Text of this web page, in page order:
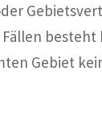
besteht
Gebiet